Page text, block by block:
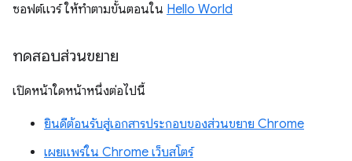
ซอฟต์แวร์ ให้ทำตามขั้นตอนใน Hello World
ทดสอบส่วนขยาย
เปิดหน้าใดหน้าหนึ่งต่อไปนี้
ยินดีต้อนรับสู่เอกสารประกอบของส่วนขยาย Chrome
เผยแพร่ใน Chrome เว็บสโตร์